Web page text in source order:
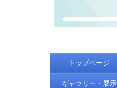
トップページ
ギャラリー・展示